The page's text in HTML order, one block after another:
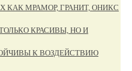
КАК МРАМОР, ГРАНИТ, ОНИКС
КРАСИВЫ, НО И
К ВОЗДЕЙСТВИЮ